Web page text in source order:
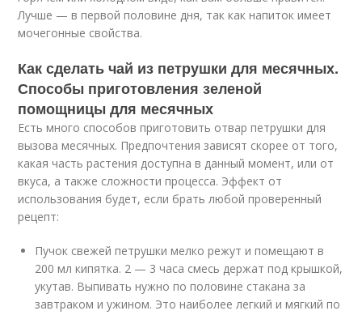
Лучше — в первой половине дня, так как напиток имеет
мочегонные свойства.
Как сделать чай из петрушки для месячных.
Способы приготовления зеленой
помощницы для месячных
Есть много способов приготовить отвар петрушки для
вызова месячных. Предпочтения зависят скорее от того,
какая часть растения доступна в данный момент, или от
вкуса, а также сложности процесса. Эффект от
использования будет, если брать любой проверенный
рецепт:
Пучок свежей петрушки мелко режут и помещают в
200 мл кипятка. 2 — 3 часа смесь держат под крышкой,
укутав. Выпивать нужно по половине стакана за
завтраком и ужином. Это наиболее легкий и мягкий по